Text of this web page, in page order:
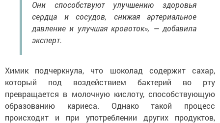
Они способствуют улучшению здоровья
сердца и сосудов, снижая артериальное
давление и улучшая кровоток», — добавила
эксперт.
Химик подчеркнула, что шоколад содержит сахар,
который под воздействием бактерий во рту
превращается в молочную кислоту, способствующую
образованию кариеса. Однако такой процесс
происходит и при употреблении других продуктов,